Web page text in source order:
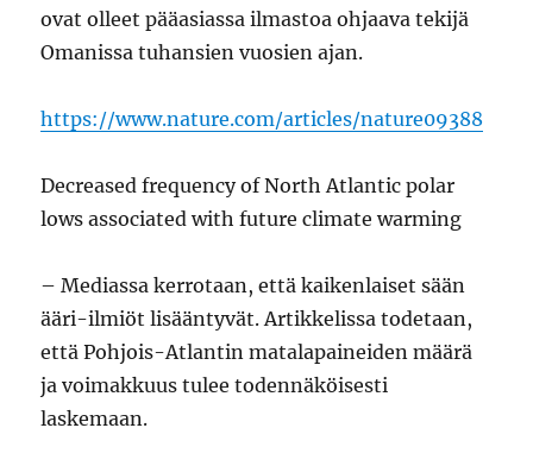
ovat olleet pääasiassa ilmastoa ohjaava tekijä
Omanissa tuhansien vuosien ajan.
https://www.nature.com/articles/nature09388
Decreased frequency of North Atlantic polar
lows associated with future climate warming
– Mediassa kerrotaan, että kaikenlaiset sään
ääri-ilmiöt lisääntyvät. Artikkelissa todetaan,
että Pohjois-Atlantin matalapaineiden määrä
ja voimakkuus tulee todennäköisesti
laskemaan.